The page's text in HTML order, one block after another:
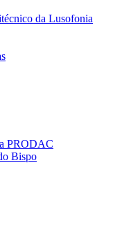
da Lusofonia
PRODAC
Bispo